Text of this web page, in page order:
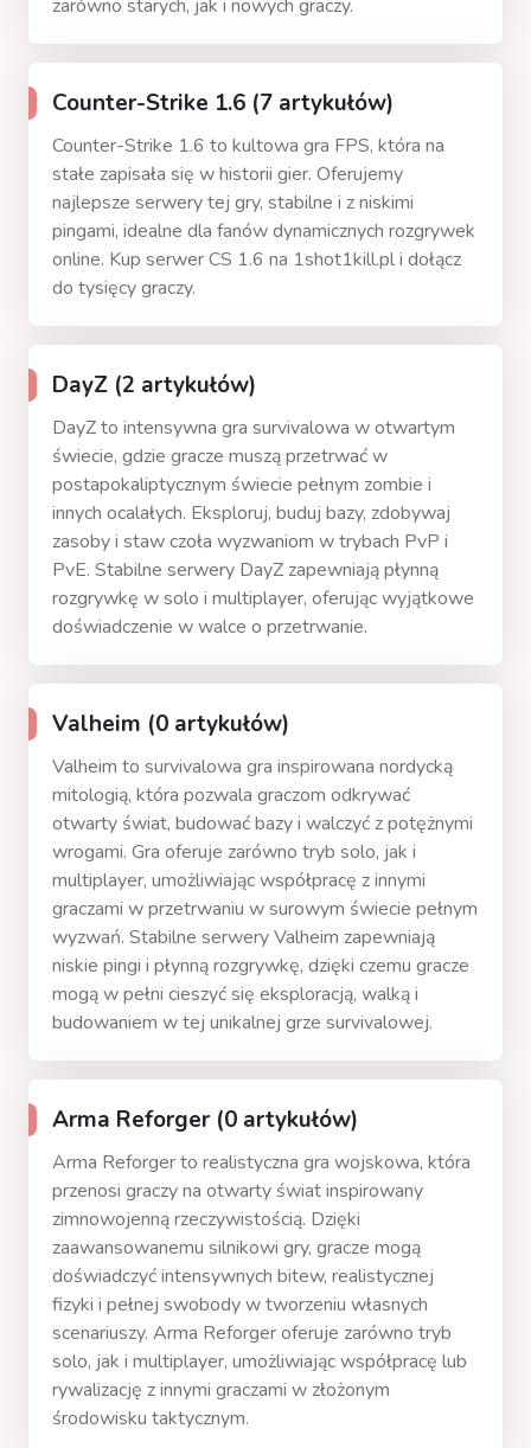
zarówno starych, jak i nowych graczy.
Counter-Strike 1.6 (7 artykułów)
Counter-Strike 1.6 to kultowa gra FPS, która na
stałe zapisała się w historii gier. Oferujemy
najlepsze serwery tej gry, stabilne i z niskimi
pingami, idealne dla fanów dynamicznych rozgrywek
online. Kup serwer CS 1.6 na 1shot1kill.pl i dołącz
do tysięcy graczy.
DayZ (2 artykułów)
DayZ to intensywna gra survivalowa w otwartym
świecie, gdzie gracze muszą przetrwać w
postapokaliptycznym świecie pełnym zombie i
innych ocalałych. Eksploruj, buduj bazy, zdobywaj
zasoby i staw czoła wyzwaniom w trybach PvP i
PvE. Stabilne serwery DayZ zapewniają płynną
rozgrywkę w solo i multiplayer, oferując wyjątkowe
doświadczenie w walce o przetrwanie.
Valheim (0 artykułów)
Valheim to survivalowa gra inspirowana nordycką
mitologią, która pozwala graczom odkrywać
otwarty świat, budować bazy i walczyć z potężnymi
wrogami. Gra oferuje zarówno tryb solo, jak i
multiplayer, umożliwiając współpracę z innymi
graczami w przetrwaniu w surowym świecie pełnym
wyzwań. Stabilne serwery Valheim zapewniają
niskie pingi i płynną rozgrywkę, dzięki czemu gracze
mogą w pełni cieszyć się eksploracją, walką i
budowaniem w tej unikalnej grze survivalowej.
Arma Reforger (0 artykułów)
Arma Reforger to realistyczna gra wojskowa, która
przenosi graczy na otwarty świat inspirowany
zimnowojenną rzeczywistością. Dzięki
zaawansowanemu silnikowi gry, gracze mogą
doświadczyć intensywnych bitew, realistycznej
fizyki i pełnej swobody w tworzeniu własnych
scenariuszy. Arma Reforger oferuje zarówno tryb
solo, jak i multiplayer, umożliwiając współpracę lub
rywalizację z innymi graczami w złożonym
środowisku taktycznym.